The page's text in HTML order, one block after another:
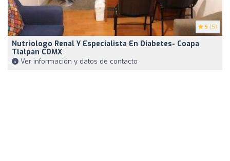
5 (5)
Nutriologo Renal Y Especialista En Diabetes- Coapa
Tlalpan CDMX
Ver información y datos de contacto